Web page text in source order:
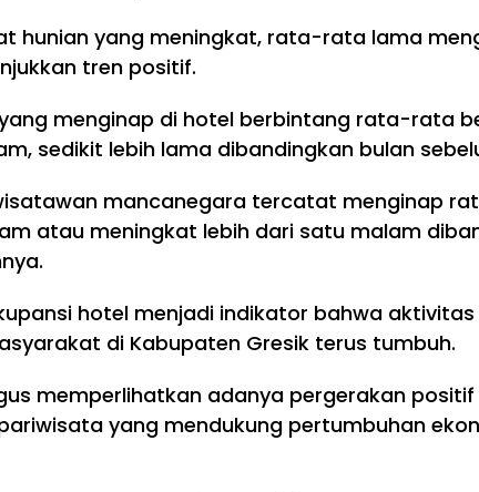
hunian yang meningkat, rata-rata lama
tren positif.
menginap di hotel berbintang rata-rata
sedikit lebih lama dibandingkan bulan
mancanegara tercatat menginap
atau meningkat lebih dari satu malam
hotel menjadi indikator bahwa
di Kabupaten Gresik terus tumbuh.
memperlihatkan adanya pergerakan
yang mendukung pertumbuhan